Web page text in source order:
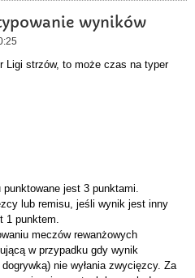
wyników
strzów, to może czas na typer
punktowane jest 3 punktami.
lub remisu, jeśli wynik jest inny
1 punktem.
meczów rewanżowych
w przypadku gdy wynik
nie wyłania zwycięzcy. Za